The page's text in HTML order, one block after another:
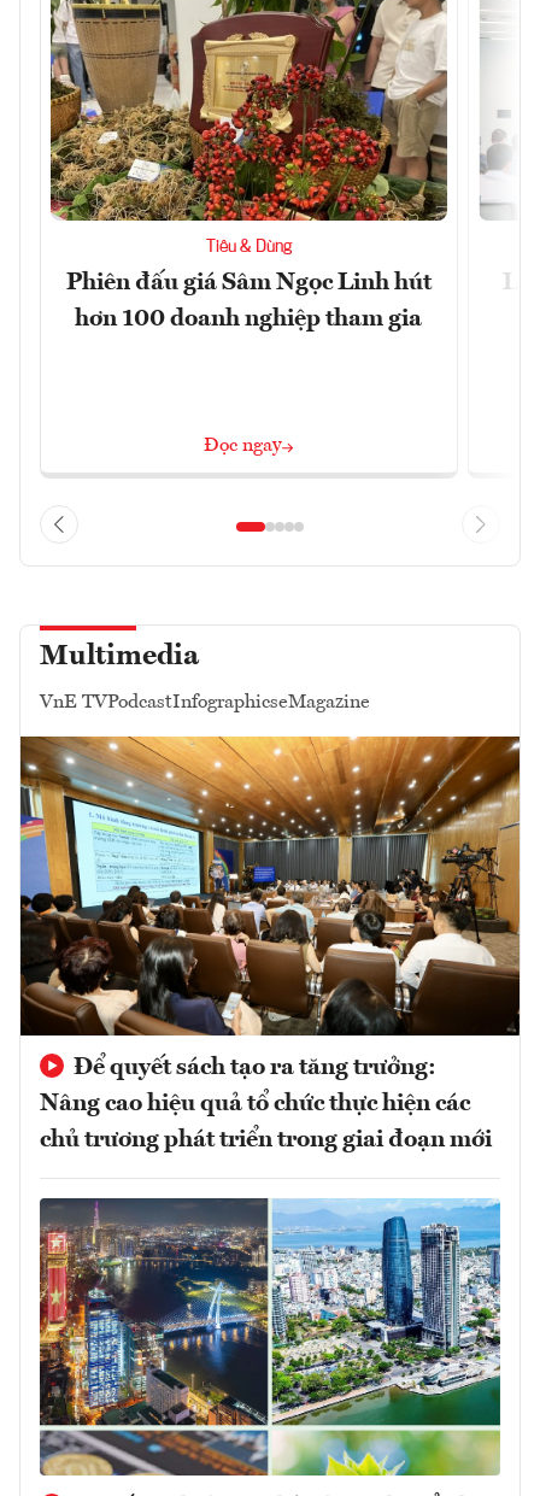
Tiêu & Dùng
Phiên đấu giá Sâm Ngọc Linh hút
hơn 100 doanh nghiệp tham gia
Đọc ngay
Multimedia
VnE TVPodcastInfographicseMagazine
Để quyết sách tạo ra tăng trưởng:
Nâng cao hiệu quả tổ chức thực hiện các
chủ trương phát triển trong giai đoạn mới